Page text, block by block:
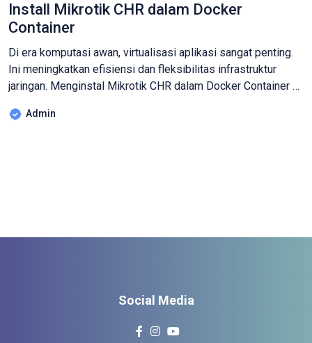
Install Mikrotik CHR dalam Docker
Container
Di era komputasi awan, virtualisasi aplikasi sangat penting.
Ini meningkatkan efisiensi dan fleksibilitas infrastruktur
jaringan. Menginstal Mikrotik CHR dalam Docker Container di
dengan mudah mengelola sumber daya VPS. Ini membuat
Admin
Social Media